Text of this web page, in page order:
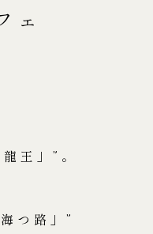
ェ
王」”。
つ路」”